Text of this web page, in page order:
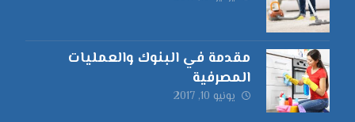
مقدمة في البنوك والعمليات
المصرفية
يونيو 10, 2017